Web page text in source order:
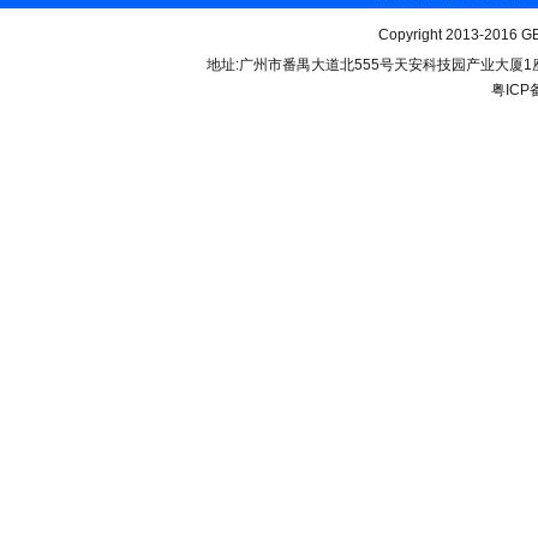
Copyright 2013-2016
地址:广州市番禺大道北555号天安科技园产业大厦
粤ICP